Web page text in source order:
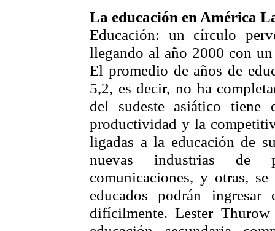
La educación en América
Educación: un círculo
llegando al año 2000 con
El promedio de años de
5,2, es decir, no ha
del sudeste asiático
productividad y la
ligadas a la educación de
nuevas industrias de
comunicaciones, y otras,
educados podrán
difícilmente. Lester